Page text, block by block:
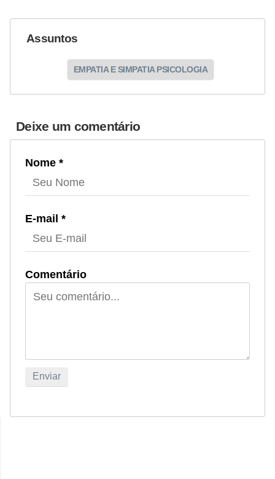
Assuntos
EMPATIA E SIMPATIA PSICOLOGIA
Deixe um comentário
Nome *
E-mail *
Comentário